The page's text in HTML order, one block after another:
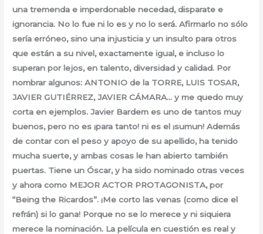
una tremenda e imperdonable necedad, disparate e
ignorancia. No lo fue ni lo es y no lo será. Afirmarlo no sólo
sería erróneo, sino una injusticia y un insulto para otros
que están a su nivel, exactamente igual, e incluso lo
superan por lejos, en talento, diversidad y calidad. Por
nombrar algunos: ANTONIO de la TORRE, LUIS TOSAR,
JAVIER GUTIÉRREZ, JAVIER CÁMARA… y me quedo muy
corta en ejemplos. Javier Bardem es uno de tantos muy
buenos, pero no es ¡para tanto! ni es el ¡sumun! Además
de contar con el peso y apoyo de su apellido, ha tenido
mucha suerte, y ambas cosas le han abierto también
puertas. Tiene un Óscar, y ha sido nominado otras veces
y ahora como MEJOR ACTOR PROTAGONISTA, por
“Being the Ricardos”. ¡Me corto las venas (como dice el
refrán) si lo gana! Porque no se lo merece y ni siquiera
merece la nominación. La película en cuestión es real y